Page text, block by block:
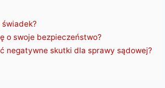
o swoje bezpieczeństwo?
negatywne skutki dla sprawy sądowej?